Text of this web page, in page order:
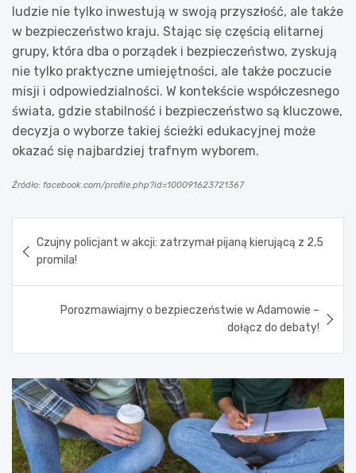
ludzie nie tylko inwestują w swoją przyszłość, ale także
w bezpieczeństwo kraju. Stając się częścią elitarnej
grupy, która dba o porządek i bezpieczeństwo, zyskują
nie tylko praktyczne umiejętności, ale także poczucie
misji i odpowiedzialności. W kontekście współczesnego
świata, gdzie stabilność i bezpieczeństwo są kluczowe,
decyzja o wyborze takiej ścieżki edukacyjnej może
okazać się najbardziej trafnym wyborem.
Źródło: facebook.com/profile.php?id=100091623721367
wpisu
Czujny policjant w akcji: zatrzymał pijaną kierującą z 2,5
promila!
Porozmawiajmy o bezpieczeństwie w Adamowie –
dołącz do debaty!